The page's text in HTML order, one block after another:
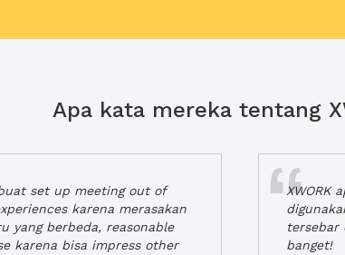
Apa kata mereka tentang
set up meeting out of
karena merasakan
yang berbeda, reasonable
karena bisa impress other
XWORK
tersebar
banget!